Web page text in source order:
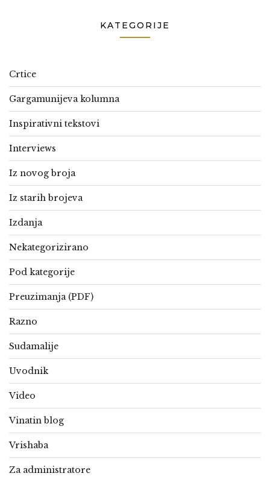
KATEGORIJE
Crtice
Gargamunijeva kolumna
Inspirativni tekstovi
Interviews
Iz novog broja
Iz starih brojeva
Izdanja
Nekategorizirano
Pod kategorije
Preuzimanja (PDF)
Razno
Sudamalije
Uvodnik
Video
Vinatin blog
Vrishaba
Za administratore